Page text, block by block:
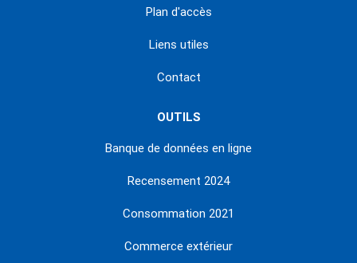
Plan d'accès
Liens utiles
Contact
OUTILS
Banque de données en ligne
Recensement 2024
Consommation 2021
Commerce extérieur